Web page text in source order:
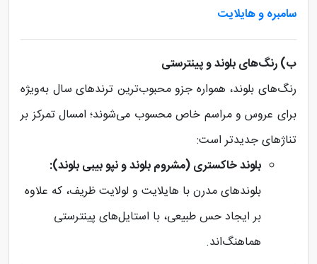
سامبره و هایلایت
ب) رنگ‌های بلوند و پینترستی
رنگ‌های بلوند، همواره جزو محبوب‌ترین ترندهای سال به‌ویژه
برای عروس و مراسم خاص محسوب می‌شوند؛ امسال تمرکز بر
تناژهای جدیدتر است:
بلوند خاکستری (مشروم بلوند و نپو بیبی بلوند):
بلوندهای مدرن با هایلایت و لولایت ظریف، که علاوه
بر ایجاد حس طبیعی، با استایل‌های پینترستی
هماهنگ‌اند.